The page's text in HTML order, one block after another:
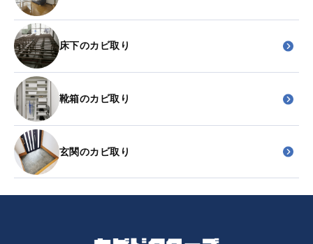
床下のカビ取り
靴箱のカビ取り
玄関のカビ取り